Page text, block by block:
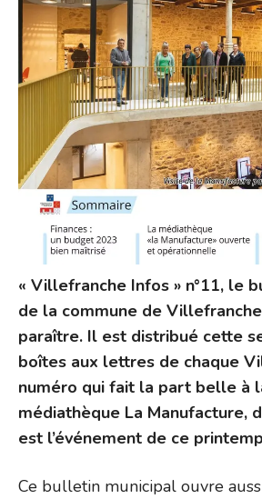
« Villefranche Infos » n°11, le
de la commune de
paraître. Il est distribué cette
boîtes aux lettres de chaque
numéro qui fait la part belle à
médiathèque La Manufacture,
est l’événement de ce
Ce bulletin municipal ouvre